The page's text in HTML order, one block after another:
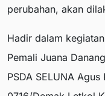
perubahan, akan
Hadir dalam
Pemali Juana
PSDA SELUNA